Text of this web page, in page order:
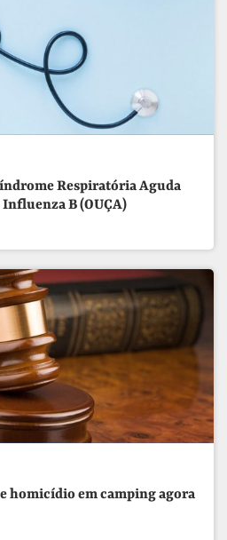
Respiratória Aguda
B (OUÇA)
homicídio em camping agora